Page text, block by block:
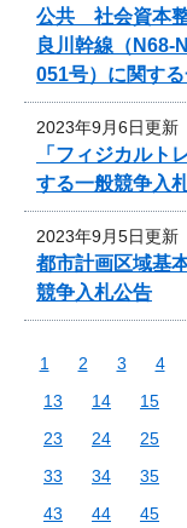
公共 社会資本
良川幹線（N68-
051号）に関す
2023年9月6日更新
「フィジカルト
する一般競争入
2023年9月5日更新
都市計画区域基
競争入札公告
1 2 3 4
13
14 15
23
24 25
33
34 35
43
44 45